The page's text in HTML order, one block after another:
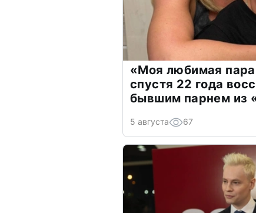
«Моя любимая
спустя 22 года
бывшим парнем из
5 августа 67